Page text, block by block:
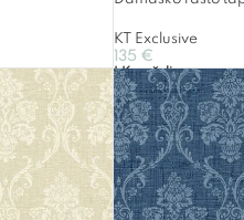
KT Exclusive
135 €
Į Krepšelį